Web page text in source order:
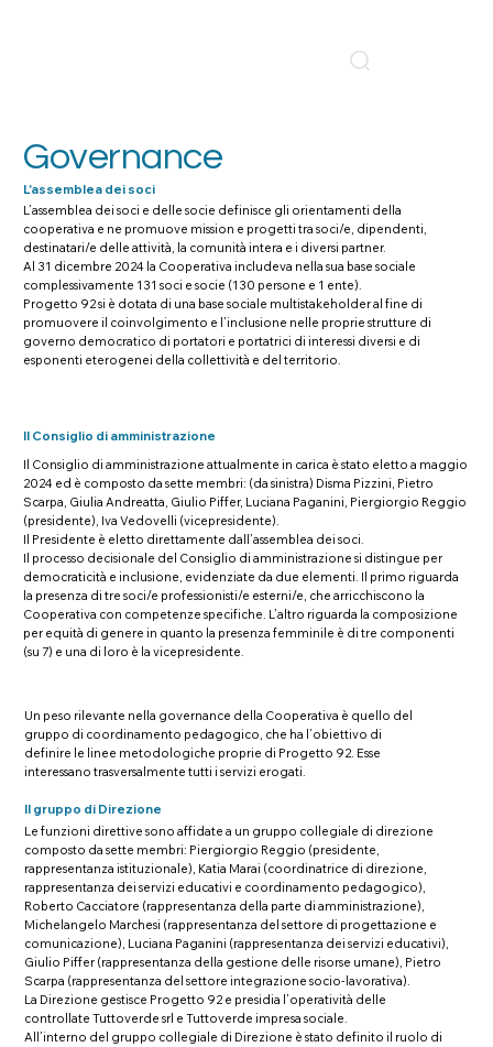
Governance
L'assemblea dei soci
L’assemblea dei soci e delle socie definisce gli orientamenti della
cooperativa e ne promuove mission e progetti tra soci/e, dipendenti,
destinatari/e delle attività, la comunità intera e i diversi partner.
Al 31 dicembre 2024 la Cooperativa includeva nella sua base sociale
complessivamente 131 soci e socie (130 persone e 1 ente).
Progetto 92 si è dotata di una base sociale multistakeholder al fine di
promuovere il coinvolgimento e l’inclusione nelle proprie strutture di
governo democratico di portatori e portatrici di interessi diversi e di
esponenti eterogenei della collettività e del territorio.
Il Consiglio di amministrazione
Il Consiglio di amministrazione attualmente in carica è stato eletto a maggio
2024 ed è composto da sette membri: (da sinistra) Disma Pizzini, Pietro
Scarpa, Giulia Andreatta, Giulio Piffer, Luciana Paganini, Piergiorgio Reggio
(presidente), Iva Vedovelli (vicepresidente).
Il Presidente è eletto direttamente dall’assemblea dei soci.
Il processo decisionale del Consiglio di amministrazione si distingue per
democraticità e inclusione, evidenziate da due elementi. Il primo riguarda
la presenza di tre soci/e professionisti/e esterni/e, che arricchiscono la
Cooperativa con competenze specifiche. L’altro riguarda la composizione
per equità di genere in quanto la presenza femminile è di tre componenti
(su 7) e una di loro è la vicepresidente.
Un peso rilevante nella governance della Cooperativa è quello del
gruppo di coordinamento pedagogico, che ha l’obiettivo di
definire le linee metodologiche proprie di Progetto 92. Esse
interessano trasversalmente tutti i servizi erogati.
Il gruppo di Direzione
Le funzioni direttive sono affidate a un gruppo collegiale di direzione
composto da sette membri: Piergiorgio Reggio (presidente,
rappresentanza istituzionale), Katia Marai (coordinatrice di direzione,
rappresentanza dei servizi educativi e coordinamento pedagogico),
Roberto Cacciatore (rappresentanza della parte di amministrazione),
Michelangelo Marchesi (rappresentanza del settore di progettazione e
comunicazione), Luciana Paganini (rappresentanza dei servizi educativi),
Giulio Piffer (rappresentanza della gestione delle risorse umane), Pietro
Scarpa (rappresentanza del settore integrazione socio-lavorativa).
La Direzione gestisce Progetto 92 e presidia l’operatività delle
controllate Tuttoverde srl e Tuttoverde impresa sociale.
All’interno del gruppo collegiale di Direzione è stato definito il ruolo di